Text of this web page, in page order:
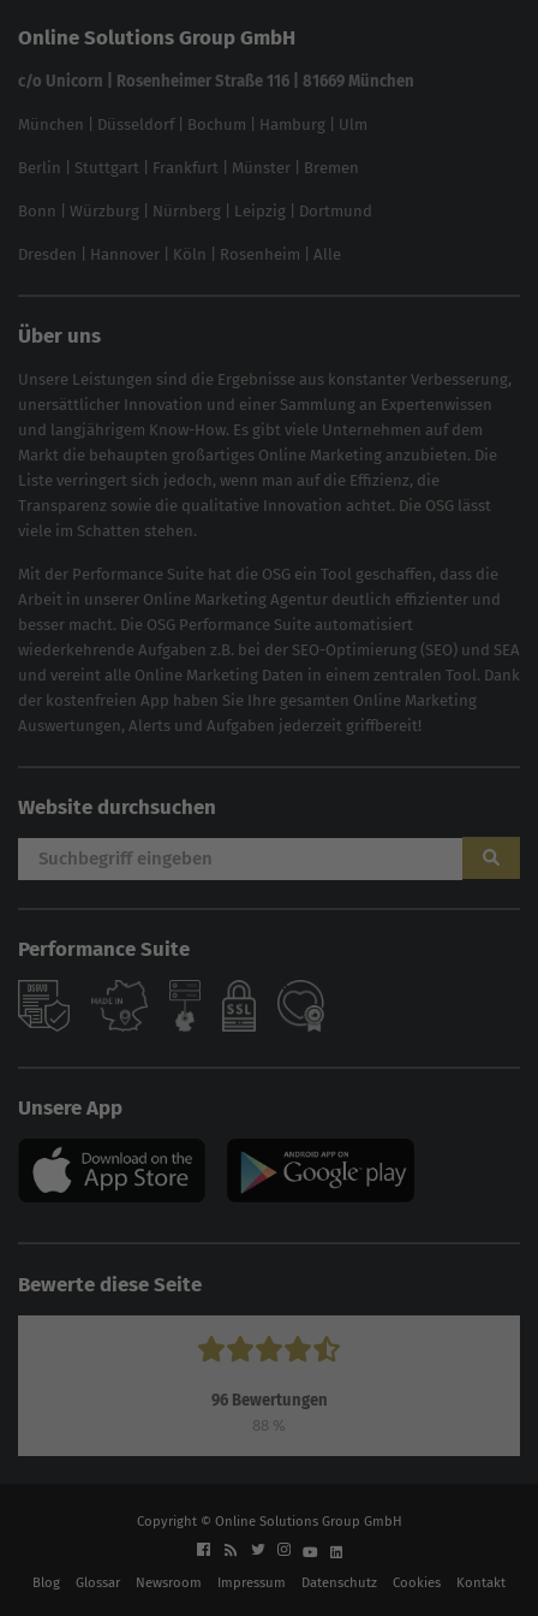
feed2content.ai
In ChatGPT gefunden werden
Linkbuilding 2025
Local SEO
SEO für Online Shops
Brand Monitoring 2025
Online Solutions Group GmbH
c/o Unicorn | Rosenheimer Straße 116 | 81669 München
München Düsseldorf| Bochum Hamburg Ulm
Berlin Stuttgart Frankfurt Münster Bremen
Bonn Würzburg Nürnberg Leipzig Dortmund
Dresden Hannover Köln Rosenheim Alle
Über uns
Unsere Leistungen sind die Ergebnisse aus konstanter Verbesserung,
unersättlicher Innovation und einer Sammlung an Expertenwissen
und langjährigem Know-How. Es gibt viele Unternehmen auf dem
Markt die behaupten großartiges Online Marketing anzubieten. Die
Liste verringert sich jedoch, wenn man auf die Effizienz, die
Transparenz sowie die qualitative Innovation achtet. Die OSG lässt
viele im Schatten stehen.
Mit der Performance Suite hat die OSG ein Tool geschaffen, dass die
Arbeit in unserer Online Marketing Agentur deutlich effizienter und
besser macht. Die OSG Performance Suite automatisiert
wiederkehrende Aufgaben z.B. bei der SEO-Optimierung (SEO) und SEA
und vereint alle Online Marketing Daten in einem zentralen Tool. Dank
der kostenfreien App haben Sie Ihre gesamten Online Marketing
Auswertungen, Alerts und Aufgaben jederzeit griffbereit!
Website durchsuchen
Performance Suite
Unsere App
Bewerte diese Seite
96Bewertungen
88 %
Copyright © Online Solutions Group GmbH
Blog Glossar Newsroom Impressum Datenschutz Cookies Kontakt